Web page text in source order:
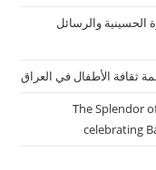
الحسينية والرسائل
ثقافة الأطفال في العراق
“The Splendor
celebrating